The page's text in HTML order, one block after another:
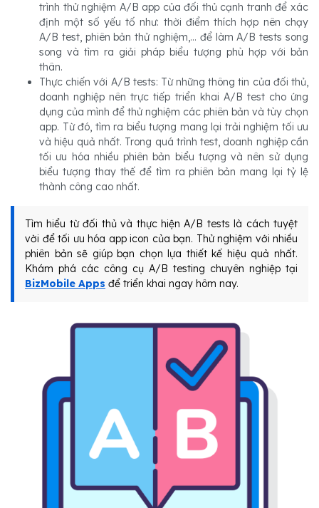
trình thử nghiệm A/B app của đối thủ cạnh tranh để xác
định một số yếu tố như: thời điểm thích hợp nên chạy
A/B test, phiên bản thử nghiệm,... để làm A/B tests song
song và tìm ra giải pháp biểu tượng phù hợp với bản
thân.
Thực chiến với A/B tests: Từ những thông tin của đối thủ,
doanh nghiệp nên trực tiếp triển khai A/B test cho ứng
dụng của mình để thử nghiệm các phiên bản và tùy chọn
app. Từ đó, tìm ra biểu tượng mang lại trải nghiệm tối ưu
và hiệu quả nhất. Trong quá trình test, doanh nghiệp cần
tối ưu hóa nhiều phiên bản biểu tượng và nên sử dụng
biểu tượng thay thế để tìm ra phiên bản mang lại tỷ lệ
thành công cao nhất.
Tìm hiểu từ đối thủ và thực hiện A/B tests là cách tuyệt
vời để tối ưu hóa app icon của bạn. Thử nghiệm với nhiều
phiên bản sẽ giúp bạn chọn lựa thiết kế hiệu quả nhất.
Khám phá các công cụ A/B testing chuyên nghiệp tại
BizMobile Apps để triển khai ngay hôm nay.